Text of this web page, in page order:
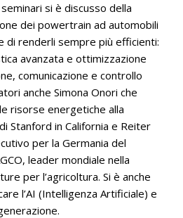
si è discusso della
dei powertrain ad automobili
di renderli sempre più efficienti:
avanzata e ottimizzazione
comunicazione e controllo
anche Simona Onori che
risorse energetiche alla
Stanford in California e Reiter
per la Germania del
leader mondiale nella
per l’agricoltura. Si è anche
l’AI (Intelligenza Artificiale) e